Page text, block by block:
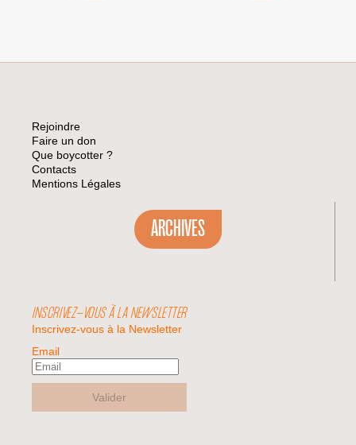
Rejoindre
Faire un don
Que boycotter ?
Contacts
Mentions Légales
ARCHIVES
INSCRIVEZ-VOUS À LA NEWSLETTER
Inscrivez-vous à la Newsletter
Email
Valider